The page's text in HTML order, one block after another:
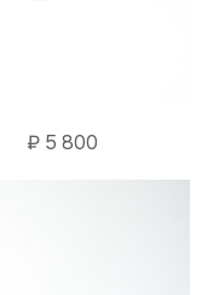
₽ 5 800